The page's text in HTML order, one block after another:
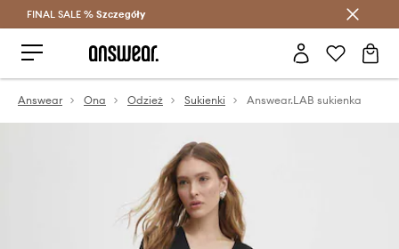
Oszczędzaj z Answear Club >
FINAL SALE % Szczegóły
Answear Ona Odzież Sukienki Answear.LAB sukienka